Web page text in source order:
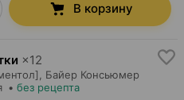
В корзину
×12
Байер Консьюмер
• без рецепта